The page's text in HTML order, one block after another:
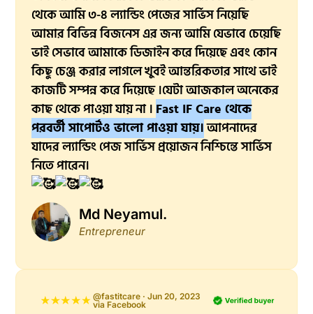
থেকে আমি ৩-৪ ল্যান্ডিং পেজের সার্ভিস নিয়েছি
আমার বিভিন্ন বিজনেস এর জন্য আমি যেভাবে চেয়েছি
ভাই সেভাবে আমাকে ডিজাইন করে দিয়েছে এবং কোন
কিছু চেঞ্জ করার লাগলে খুবই আন্তরিকতার সাথে ভাই
কাজটি সম্পন্ন করে দিয়েছে ।যেটা আজকাল অনেকের
কাছ থেকে পাওয়া যায় না । Fast IF Care থেকে
পরবর্তী সাপোর্টও ভালো পাওয়া যায়।আপনাদের
যাদের ল্যান্ডিং পেজ সার্ভিস প্রয়োজন নিশ্চিন্তে সার্ভিস
নিতে পারেন।
Md Neyamul.
Entrepreneur
@fastitcare · Jun 20, 2023
via Facebook